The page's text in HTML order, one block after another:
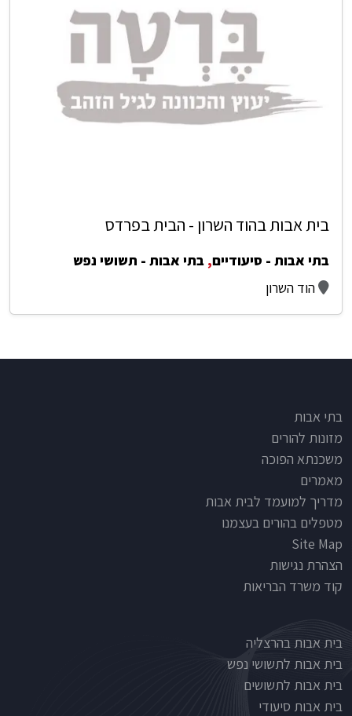
בית אבות בהוד השרון - הבית בפרדס
בתי אבות - סיעודיים, בתי אבות - תשושי נפש
הוד השרון
Footer
בתי אבות
מזונות להורים
משכנתא הפוכה
מאמרים
מדריך למועמד לבית אבות
מטפלים בהורים בעצמנו
Site Map
הצהרת נגישות
קוד משרד הבריאות
Nursinghouse type
בית אבות בהרצליה
בית אבות לתשושי נפש
בית אבות לתשושים
בית אבות סיעודי